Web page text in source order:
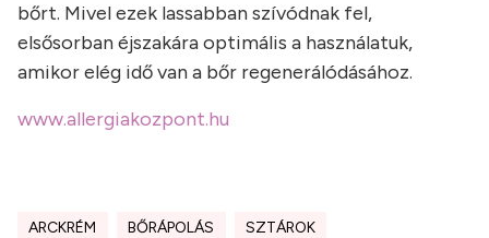
bőrt. Mivel ezek lassabban szívódnak fel,
elsősorban éjszakára optimális a használatuk,
amikor elég idő van a bőr regenerálódásához.
www.allergiakozpont.hu
ARCKRÉM BŐRÁPOLÁS SZTÁROK